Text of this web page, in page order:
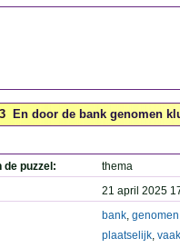
En door de bank genomen
de puzzel:
thema
21 april 2025
bank, genomen
plaatselijk, vaak